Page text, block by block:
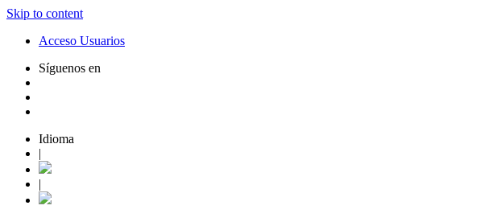
Skip to content
Acceso Usuarios
Síguenos en
Idioma
|
|